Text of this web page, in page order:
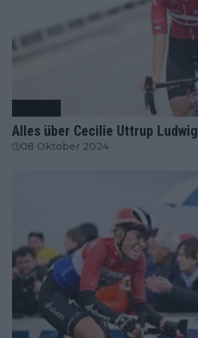
Alles über Cecilie Uttrup Ludwig
08 Oktober 2024